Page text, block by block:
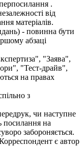
.
від
матеріалів.
- повинна бути
абзаці
"Заява",
"Тест-драйв",
на правах
з
чи наступне
посилання на
забороняється.
є автор